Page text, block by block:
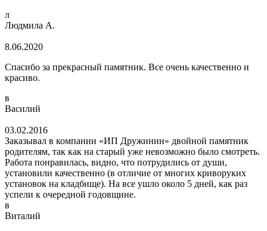
л
Людмила А.
8.06.2020
Спасибо за прекрасный памятник. Все очень качественно и
красиво.
в
Василий
03.02.2016
Заказывал в компании «ИП Дружинин» двойной памятник
родителям, так как на старый уже невозможно было смотреть.
Работа понравилась, видно, что потрудились от души,
установили качественно (в отличие от многих криворуких
установок на кладбище). На все ушло около 5 дней, как раз
успели к очередной годовщине.
в
Виталий